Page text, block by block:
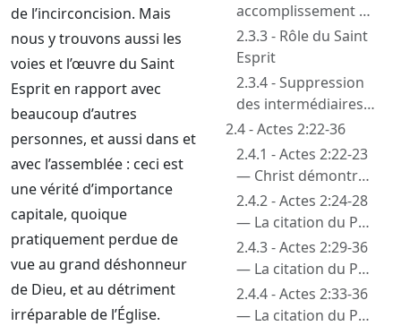
de l’incirconcision. Mais
nous y trouvons aussi les
voies et l’œuvre du Saint
Esprit en rapport avec
beaucoup d’autres
personnes, et aussi dans et
avec l’assemblée : ceci est
une vérité d’importance
capitale, quoique
pratiquement perdue de
vue au grand déshonneur
de Dieu, et au détriment
irréparable de l’Église.
accomplissement eu
dernier jour
2.3.3 - Rôle du Saint
Esprit
2.3.4 - Suppression
des intermédiaires
humains avec Dieu
2.4 - Actes 2:22-36
2.4.1 - Actes 2:22-23
— Christ démontré
être le Messie. La
croix
2.4.2 - Actes 2:24-28
— La citation du Ps.
16
2.4.3 - Actes 2:29-36
— La citation du Ps.
132
2.4.4 - Actes 2:33-36
— La citation du Ps.